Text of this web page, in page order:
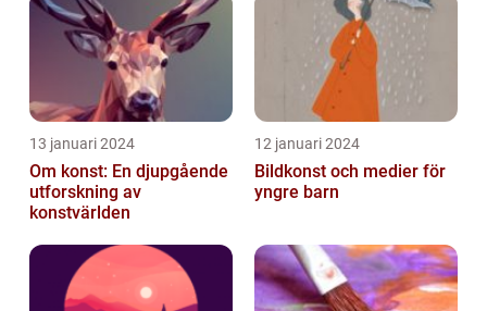
13 januari 2024
Om konst: En djupgående
utforskning av
konstvärlden
12 januari 2024
Bildkonst och medier för
yngre barn